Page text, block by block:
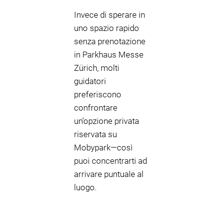
Invece di sperare in
uno spazio rapido
senza prenotazione
in Parkhaus Messe
Zürich, molti
guidatori
preferiscono
confrontare
un’opzione privata
riservata su
Mobypark—così
puoi concentrarti ad
arrivare puntuale al
luogo.